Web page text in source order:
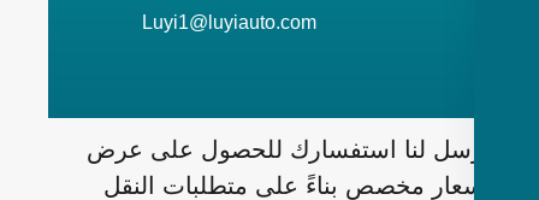
Luyi1@luyiauto.com
لنا استفسارك للحصول على عرض
مخصص بناءً على متطلبات النقل